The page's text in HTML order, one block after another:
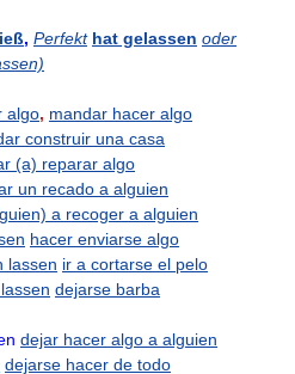
, Perfekt hat gelassen oder
algo, mandar hacer algo
construir una casa
(a) reparar algo
un recado a alguien
a recoger a alguien
hacer enviarse algo
lassen ir a cortarse el pelo
dejarse barba
dejar hacer algo a alguien
dejarse hacer de todo